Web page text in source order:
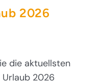
2026
die aktuellsten
2026